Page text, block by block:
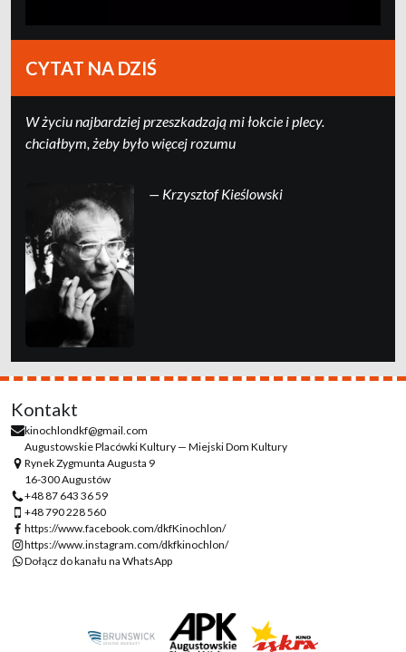
CYTAT NA DZIŚ
W życiu najbardziej przeszkadzają mi łokcie i plecy.
chciałbym, żeby było więcej rozumu
— Krzysztof Kieślowski
Kontakt
kinochlondkf@gmail.com
Augustowskie Placówki Kultury — Miejski Dom Kultury
Rynek Zygmunta Augusta 9
16-300 Augustów
+48 87 643 36 59
+48 790 228 560
https://www.facebook.com/dkfKinochlon/
https://www.instagram.com/dkfkinochlon/
Dołącz do kanału na WhatsApp